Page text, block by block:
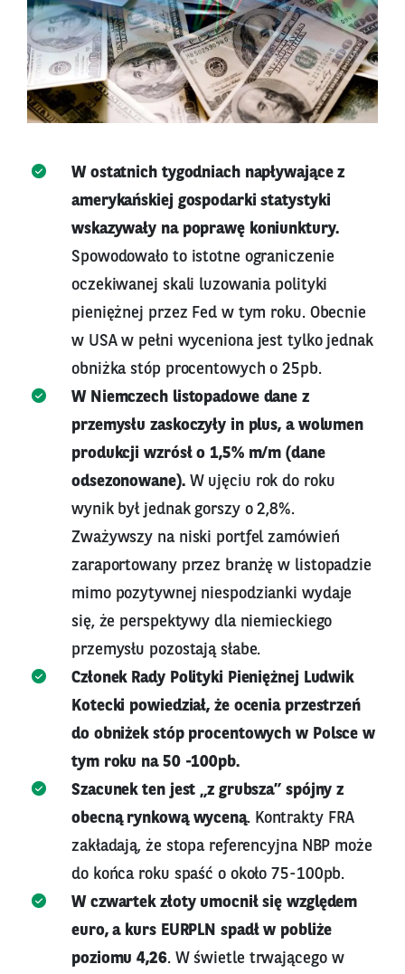
W ostatnich tygodniach napływające z
amerykańskiej gospodarki statystyki
wskazywały na poprawę koniunktury.
Spowodowało to istotne ograniczenie
oczekiwanej skali luzowania polityki
pieniężnej przez Fed w tym roku. Obecnie
w USA w pełni wyceniona jest tylko jednak
obniżka stóp procentowych o 25pb.
W Niemczech listopadowe dane z
przemysłu zaskoczyły in plus, a wolumen
produkcji wzrósł o 1,5% m/m (dane
odsezonowane). W ujęciu rok do roku
wynik był jednak gorszy o 2,8%.
Zważywszy na niski portfel zamówień
zaraportowany przez branżę w listopadzie
mimo pozytywnej niespodzianki wydaje
się, że perspektywy dla niemieckiego
przemysłu pozostają słabe.
Członek Rady Polityki Pieniężnej Ludwik
Kotecki powiedział, że ocenia przestrzeń
do obniżek stóp procentowych w Polsce w
tym roku na 50 -100pb.
Szacunek ten jest „z grubsza” spójny z
obecną rynkową wyceną. Kontrakty FRA
zakładają, że stopa referencyjna NBP może
do końca roku spaść o około 75-100pb.
W czwartek złoty umocnił się względem
euro, a kurs EURPLN spadł w pobliże
poziomu 4,26. W świetle trwającego w